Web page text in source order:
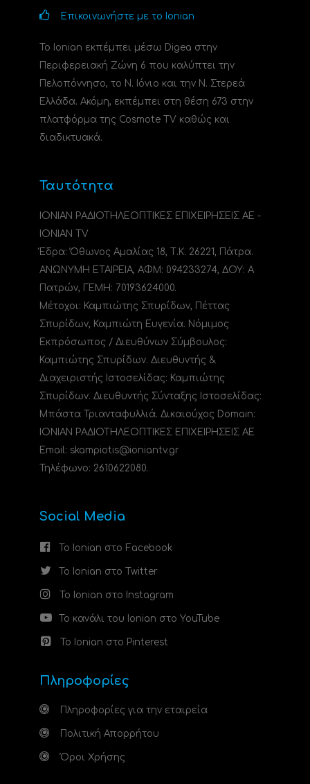
Επικοινωνήστε με το Ionian
Το Ionian εκπέμπει μέσω Digea στην
Περιφερειακή Ζώνη 6 που καλύπτει την
Πελοπόννησο, το N. Ιόνιο και την Ν. Στερεά
Ελλάδα. Ακόμη, εκπέμπει στη θέση 673 στην
πλατφόρμα της Cosmote TV καθώς και
διαδικτυακά.
Ταυτότητα
ΙΟΝΙΑΝ ΡΑΔΙΟΤΗΛΕΟΠΤΙΚΕΣ ΕΠΙΧΕΙΡΗΣΕΙΣ ΑΕ -
IONIAN TV
Έδρα: Όθωνος Αμαλίας 18, Τ.Κ. 26221, Πάτρα.
ΑΝΩΝΥΜΗ ΕΤΑΙΡΕΙΑ, ΑΦΜ: 094233274, ΔΟΥ: A
Πατρών, ΓΕΜΗ: 70193624000.
Μέτοχοι: Καμπιώτης Σπυρίδων, Πέττας
Σπυρίδων, Καμπιώτη Ευγενία. Νόμιμος
Εκπρόσωπος / Διευθύνων Σύμβουλος:
Καμπιώτης Σπυρίδων. Διευθυντής &
Διαχειριστής Ιστοσελίδας: Καμπιώτης
Σπυρίδων. Διευθυντής Σύνταξης Ιστοσελίδας:
Μπάστα Τριανταφυλλιά. Δικαιούχος Domain:
ΙΟΝΙΑΝ ΡΑΔΙΟΤΗΛΕΟΠΤΙΚΕΣ ΕΠΙΧΕΙΡΗΣΕΙΣ ΑΕ
Email: skampiotis@ioniantv.gr
Τηλέφωνο: 2610622080.
Social Media
Το Ionian στο Facebook
Το Ionian στο Twitter
Το Ionian στο Instagram
Το κανάλι του Ionian στο YouTube
Το Ionian στο Pinterest
Πληροφορίες
Πληροφορίες για την εταιρεία
Πολιτική Απορρήτου
Όροι Χρήσης